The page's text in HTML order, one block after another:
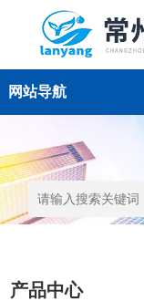
网站导航
产品中心